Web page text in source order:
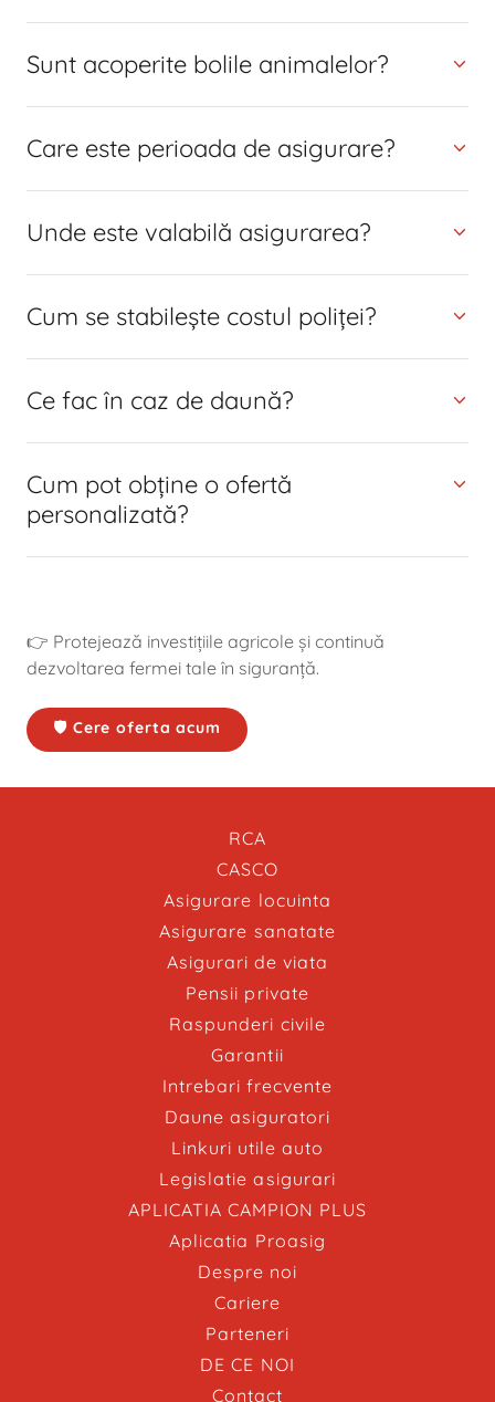
Sunt acoperite bolile animalelor?
Care este perioada de asigurare?
Unde este valabilă asigurarea?
Cum se stabilește costul poliței?
Ce fac în caz de daună?
Cum pot obține o ofertă
personalizată?
👉 Protejează investițiile agricole și continuă
dezvoltarea fermei tale în siguranță.
🛡️ Cere oferta acum
RCA
CASCO
Asigurare locuinta
Asigurare sanatate
Asigurari de viata
Pensii private
Raspunderi civile
Garantii
Intrebari frecvente
Daune asiguratori
Linkuri utile auto
Legislatie asigurari
APLICATIA CAMPION PLUS
Aplicatia Proasig
Despre noi
Cariere
Parteneri
DE CE NOI
Contact